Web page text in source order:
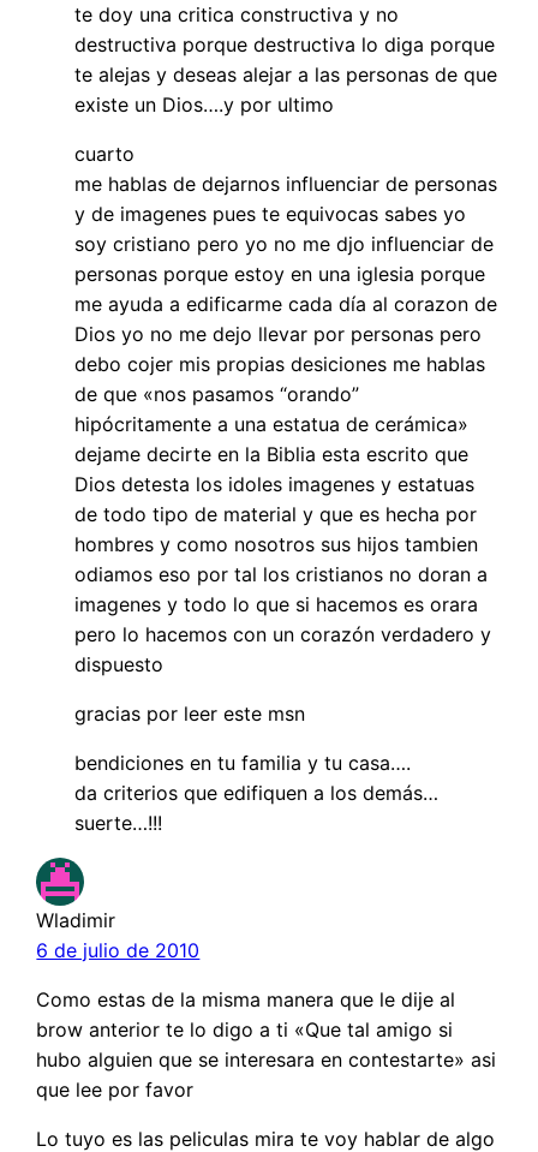
te doy una critica constructiva y no
destructiva porque destructiva lo diga porque
te alejas y deseas alejar a las personas de que
existe un Dios….y por ultimo
cuarto
me hablas de dejarnos influenciar de personas
y de imagenes pues te equivocas sabes yo
soy cristiano pero yo no me djo influenciar de
personas porque estoy en una iglesia porque
me ayuda a edificarme cada día al corazon de
Dios yo no me dejo llevar por personas pero
debo cojer mis propias desiciones me hablas
de que «nos pasamos “orando”
hipócritamente a una estatua de cerámica»
dejame decirte en la Biblia esta escrito que
Dios detesta los idoles imagenes y estatuas
de todo tipo de material y que es hecha por
hombres y como nosotros sus hijos tambien
odiamos eso por tal los cristianos no doran a
imagenes y todo lo que si hacemos es orara
pero lo hacemos con un corazón verdadero y
dispuesto
gracias por leer este msn
bendiciones en tu familia y tu casa….
da criterios que edifiquen a los demás…
suerte…!!!
Wladimir
6 de julio de 2010
Como estas de la misma manera que le dije al
brow anterior te lo digo a ti «Que tal amigo si
hubo alguien que se interesara en contestarte» asi
que lee por favor
Lo tuyo es las peliculas mira te voy hablar de algo